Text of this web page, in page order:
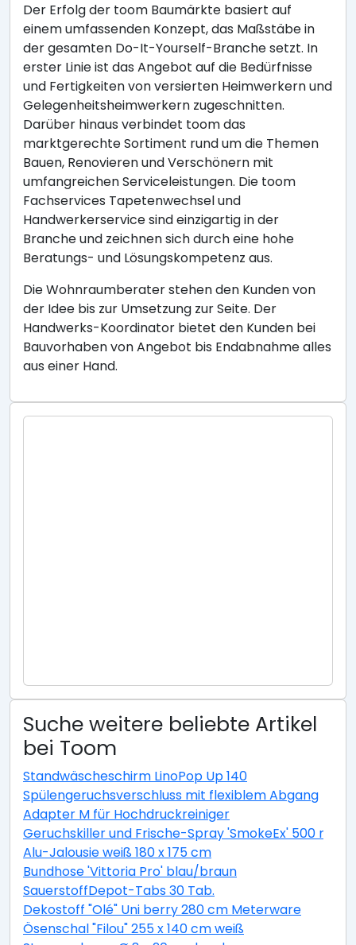
Der Erfolg der toom Baumärkte basiert auf
einem umfassenden Konzept, das Maßstäbe in
der gesamten Do-It-Yourself-Branche setzt. In
erster Linie ist das Angebot auf die Bedürfnisse
und Fertigkeiten von versierten Heimwerkern und
Gelegenheitsheimwerkern zugeschnitten.
Darüber hinaus verbindet toom das
marktgerechte Sortiment rund um die Themen
Bauen, Renovieren und Verschönern mit
umfangreichen Serviceleistungen. Die toom
Fachservices Tapetenwechsel und
Handwerkerservice sind einzigartig in der
Branche und zeichnen sich durch eine hohe
Beratungs- und Lösungskompetenz aus.
Die Wohnraumberater stehen den Kunden von
der Idee bis zur Umsetzung zur Seite. Der
Handwerks-Koordinator bietet den Kunden bei
Bauvorhaben von Angebot bis Endabnahme alles
aus einer Hand.
Suche weitere beliebte Artikel
bei Toom
Standwäscheschirm LinoPop Up 140
Spülengeruchsverschluss mit flexiblem Abgang
Adapter M für Hochdruckreiniger
Geruchskiller und Frische-Spray 'SmokeEx' 500 ml
Alu-Jalousie weiß 180 x 175 cm
Bundhose 'Vittoria Pro' blau/braun
SauerstoffDepot-Tabs 30 Tab.
Dekostoff "Olé" Uni berry 280 cm Meterware
Ösenschal "Filou" 255 x 140 cm weiß